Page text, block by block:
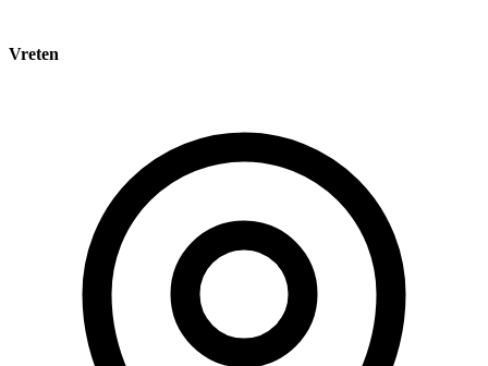
Vreten